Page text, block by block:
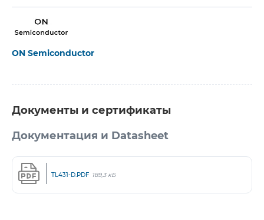
ON Semiconductor
Документы и сертификаты
Документация и Datasheet
TL431-D.PDF 189,3 кБ